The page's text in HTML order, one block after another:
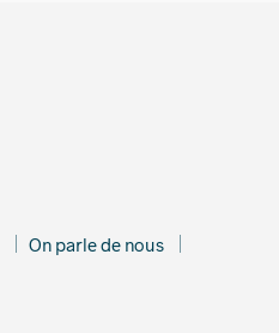
On parle de nous